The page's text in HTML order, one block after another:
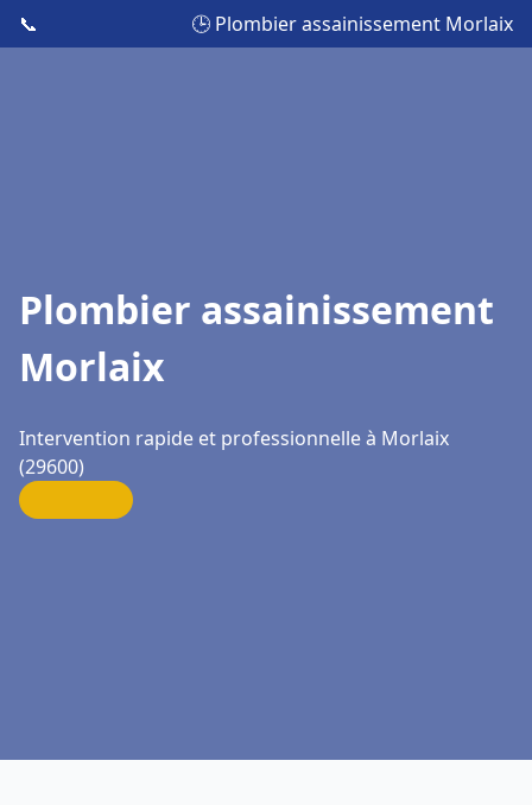
📞 🕒 Plombier assainissement Morlaix
Plombier assainissement
Morlaix
Intervention rapide et professionnelle à Morlaix
(29600)